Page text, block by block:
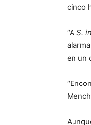
cinco
“A S.
en un